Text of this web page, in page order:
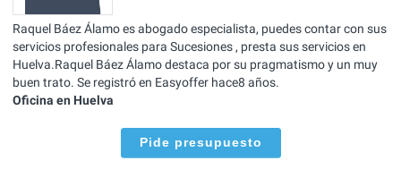
Raquel Báez Álamo es abogado especialista, puedes contar con sus
servicios profesionales para Sucesiones , presta sus servicios en
Huelva.Raquel Báez Álamo destaca por su pragmatismo y un muy
buen trato. Se registró en Easyoffer hace8 años.
Oficina en Huelva
Pide presupuesto